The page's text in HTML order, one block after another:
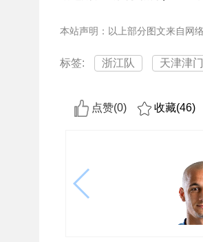
本站声明：以上部分图文来自网
标签: 浙江队 天津津
点赞(0) 收藏(46)